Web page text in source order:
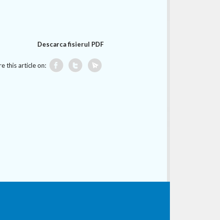
Descarca fisierul PDF
this article on: